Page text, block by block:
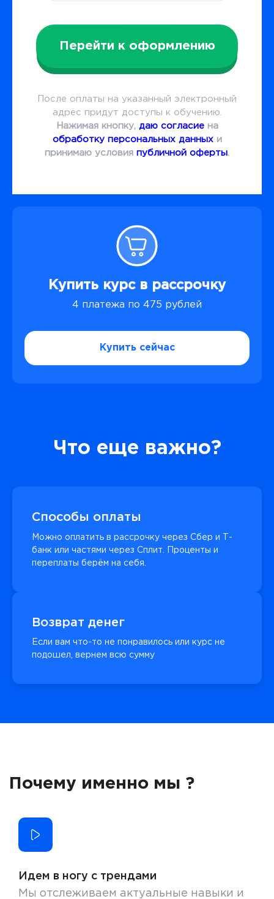
Перейти к оформлению
После оплаты на указанный электронный
адрес придут доступы к обучению.
Нажимая кнопку, даю согласиена
обработку персональных данныхи
принимаю условия публичной оферты.
Купить курс в рассрочку
4 платежа по 475 рублей
Купить сейчас
Что еще важно?
Способы оплаты
Можно оплатить в рассрочку через Сбер и Т-
банк или частями через Сплит. Проценты и
переплаты берём на себя.
Возврат денег
Если вам что-то не понравилось или курс не
подошел, вернем всю сумму
Почему именно мы ?
Идем в ногу с трендами
Мы отслеживаем актуальные навыки и